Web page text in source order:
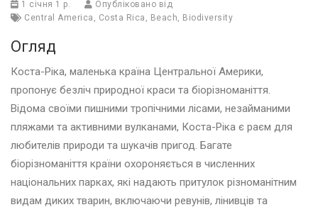
1 січня 1 р.
Опубліковано від
Central America , Costa Rica , Beach, Biodiversity
Огляд
Коста-Ріка, маленька країна Центральної Америки,
пропонує безліч природної краси та біорізноманіття.
Відома своїми пишними тропічними лісами, незайманими
пляжами та активними вулканами, Коста-Ріка є раєм для
любителів природи та шукачів пригод. Багате
біорізноманіття країни охороняється в численних
національних парках, які надають притулок різноманітним
видам диких тварин, включаючи ревунів, лінивців та